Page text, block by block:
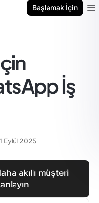
Başlamak İçin
İş
Eylül 2025
akıllı müşteri